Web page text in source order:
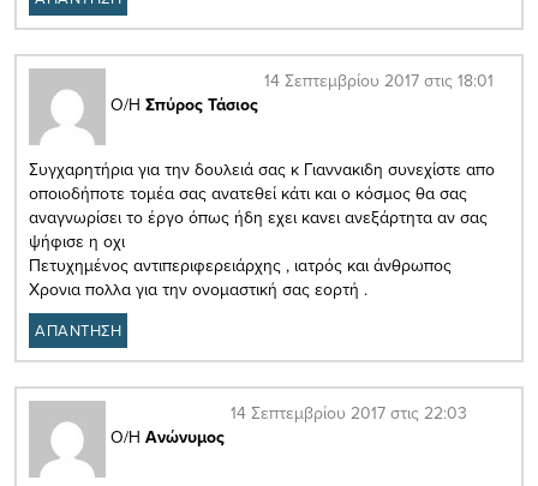
Ο/Η Σπύρος Τάσιος
14 Σεπτεμβρίου 2017 στις 18:01
Συγχαρητήρια για την δουλειά σας κ Γιαννακιδη συνεχίστε απο
οποιοδήποτε τομέα σας ανατεθεί κάτι και ο κόσμος θα σας
αναγνωρίσει το έργο όπως ήδη εχει κανει ανεξάρτητα αν σας
ψήφισε η οχι
Πετυχημένος αντιπεριφερειάρχης , ιατρός και άνθρωπος
Χρονια πολλα για την ονομαστική σας εορτή .
ΑΠΑΝΤΗΣΗ
Ο/Η Ανώνυμος
14 Σεπτεμβρίου 2017 στις 22:03